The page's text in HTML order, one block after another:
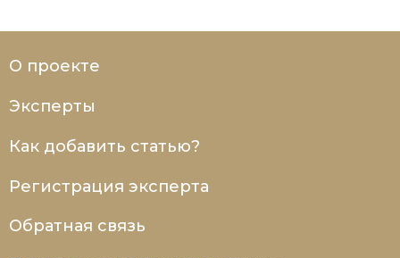
О проекте
Эксперты
Как добавить статью?
Регистрация эксперта
Обратная связь